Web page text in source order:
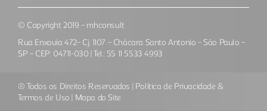
© Copyright 2019 – mhconsult
Rua Enxovia 472– Cj. 1107 – Chácara Santo Antonio – São Paulo –
SP – CEP: 04711-030 | Tel.: 55 11 5533 4993
® Todos os Direitos Reservados | Política de Privacidade &
Termos de Uso
Mapa do Site